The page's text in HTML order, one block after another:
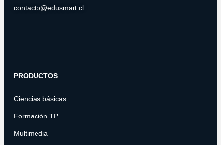
contacto@edusmart.cl
PRODUCTOS
Ciencias básicas
Formación TP
Multimedia